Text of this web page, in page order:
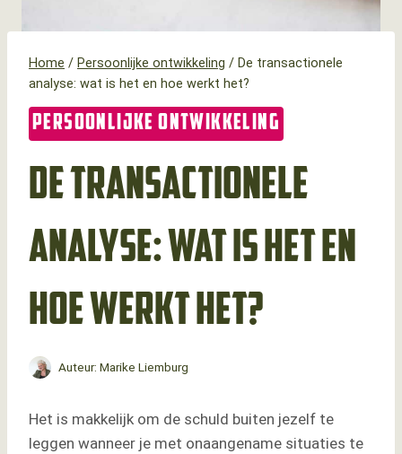
Home / Persoonlijke ontwikkeling / De transactionele
analyse: wat is het en hoe werkt het?
PERSOONLIJKE ONTWIKKELING
De transactionele
analyse: wat is het en
hoe werkt het?
Auteur: Marike Liemburg
Het is makkelijk om de schuld buiten jezelf te
leggen wanneer je met onaangename situaties te